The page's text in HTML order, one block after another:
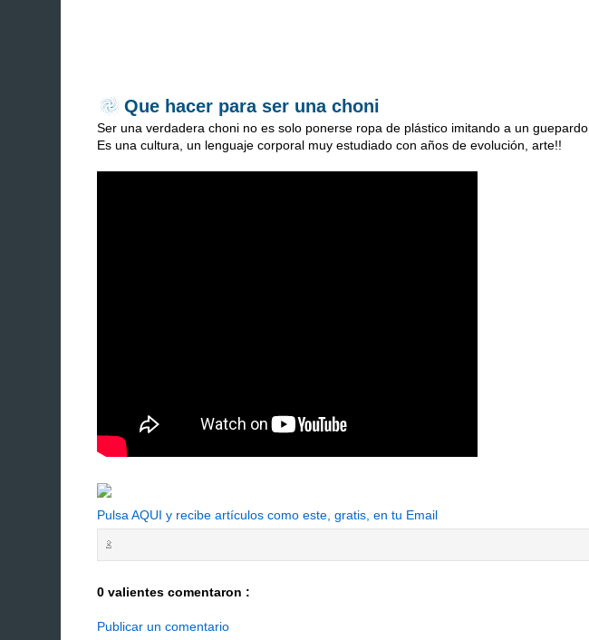
Que hacer para ser una choni
Ser una verdadera choni no es solo ponerse ropa de plástico imitando a un guepardo.
Es una cultura, un lenguaje corporal muy estudiado con años de evolución, arte!!
Pulsa AQUI y recibe artículos como este, gratis, en tu Email
0 valientes comentaron :
Publicar un comentario